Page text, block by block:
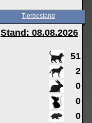
Tierbestand
Stand: 08.08.2026
51
2
0
0
0